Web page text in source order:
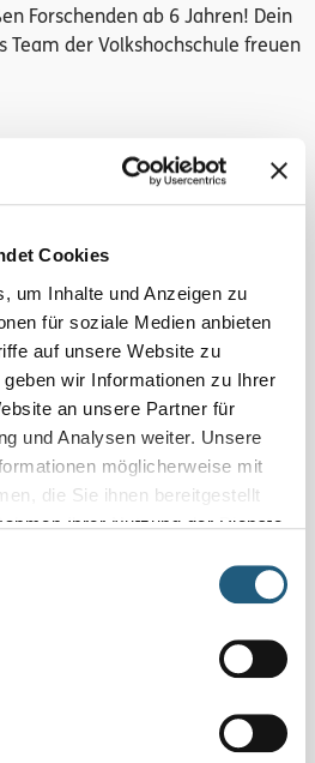
Cookies
um Inhalte und Anzeigen zu
für soziale Medien anbieten
auf unsere Website zu
wir Informationen zu Ihrer
an unsere Partner für
und Analysen weiter. Unsere
möglicherweise mit
die Sie ihnen bereitgestellt
Ihrer Nutzung der Dienste
Forschenden ab 6 Jahren! Dein
Team der Volkshochschule freuen
Ziegenrück
Erlebnisse und -Angebote“
für sich und Ihre
Freunde oder Ihr Kollegium
| Gummistiefel mitbringen
| Wurzbacher Str. 16 |
|